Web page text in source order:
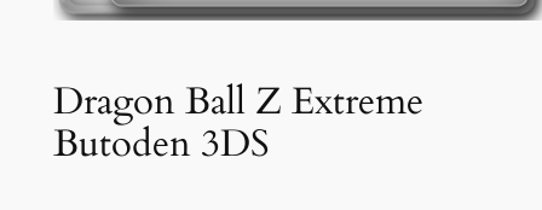
Dragon Ball Z Extreme
Butoden 3DS